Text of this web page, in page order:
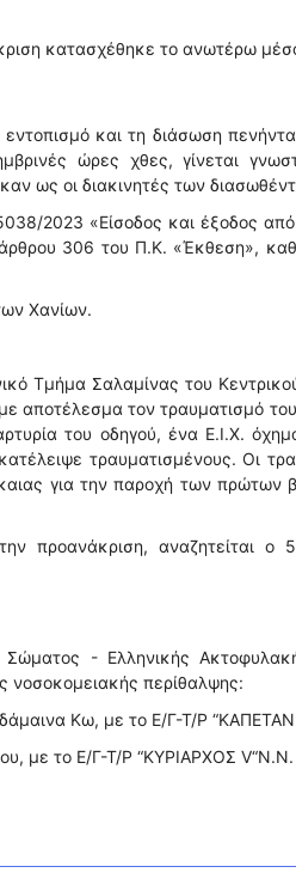
κατασχέθηκε το ανωτέρω
και τη διάσωση
ώρες χθες, γίνεται
ως οι διακινητές των
2023 «Είσοδος και έξοδος από
306 του Π.Κ. «Έκθεση»,
Χανίων.
Τμήμα Σαλαμίνας του Κεντρικού
αποτέλεσμα τον τραυματισμό
του οδηγού, ένα Ε.Ι.Χ.
τραυματισμένους. Οι
για την παροχή των πρώτων
προανάκριση, αναζητείται ο
- Ελληνικής
νοσοκομειακής περίθαλψης:
Κω, με το Ε/Γ-Τ/Ρ
με το Ε/Γ-Τ/Ρ “ΚΥΡΙΑΡΧΟΣ V“Ν.Ν.